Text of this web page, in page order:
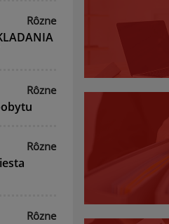
Rôzne
Rôzne
Rôzne
Rôzne